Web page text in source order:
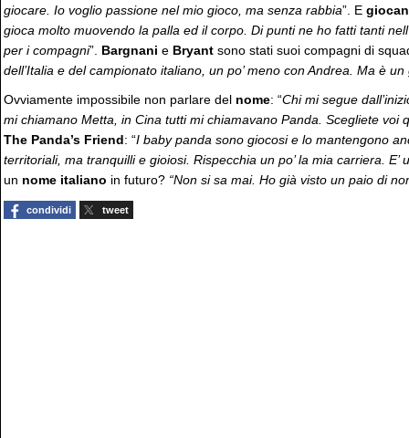
giocare. Io voglio passione nel mio gioco, ma senza rabbia”. E
gioca molto muovendo la palla ed il corpo. Di punti ne ho fatti tanti
per i compagni”. Bargnani e Bryant sono stati suoi compagni di
dell’Italia e del campionato italiano, un po’ meno con Andrea. Ma è
Ovviamente impossibile non parlare del nome: “Chi mi segue
mi chiamano Metta, in Cina tutti mi chiamavano Panda. Scegliete voi
The Panda’s Friend: “I baby panda sono giocosi e lo mantengono
territoriali, ma tranquilli e gioiosi. Rispecchia un po’ la mia carriera.
un nome italiano in futuro? “Non si sa mai. Ho già visto un paio di
condividi tweet